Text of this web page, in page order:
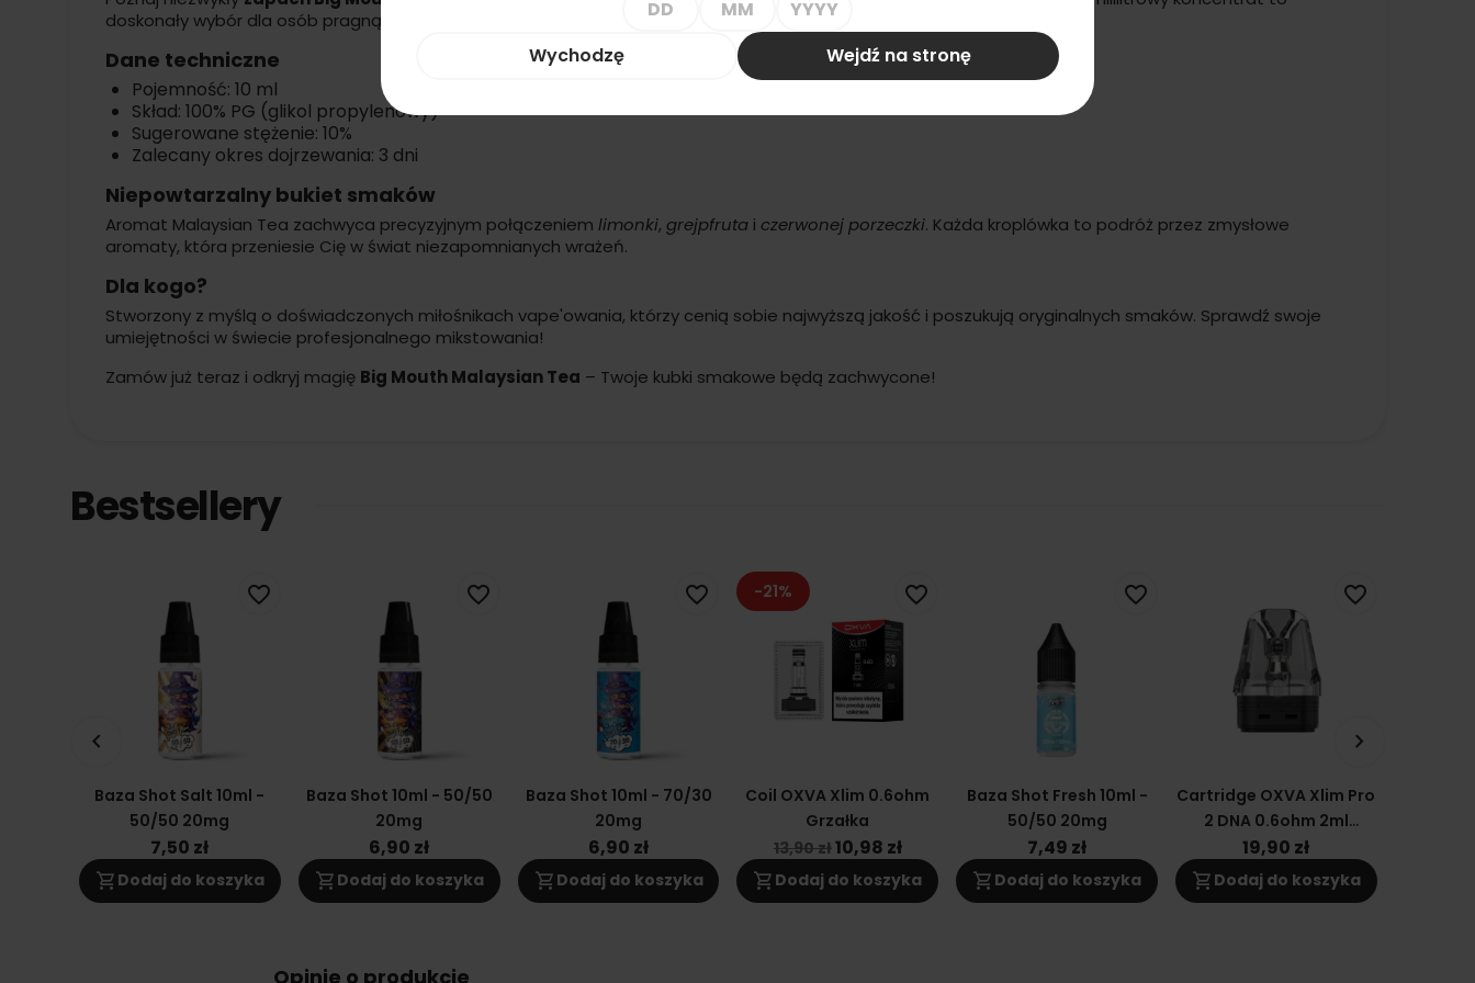
doskonały wybór dla osób pragnących odkryć nowe, ekscytujące doznania smakowe.
Dane techniczne
Pojemność: 10 ml
Skład: 100% PG (glikol propylenowy)
Sugerowane stężenie: 10%
Zalecany okres dojrzewania: 3 dni
Niepowtarzalny bukiet smaków
Aromat Malaysian Tea zachwyca precyzyjnym połączeniem limonki, grejpfruta i czerwonej porzeczki. Każda kroplówka to podróż przez zmysłowe
aromaty, która przeniesie Cię w świat niezapomnianych wrażeń.
Dla kogo?
Stworzony z myślą o doświadczonych miłośnikach vape'owania, którzy cenią sobie najwyższą jakość i poszukują oryginalnych smaków. Sprawdź swoje
umiejętności w świecie profesjonalnego mikstowania!
Zamów już teraz i odkryj magię Big Mouth Malaysian Tea – Twoje kubki smakowe będą zachwycone!
Bestsellery
Baza Shot Salt 10ml -
50/50 20mg
7,50 zł
shopping_cart Dodaj do koszyka
favorite_border
Baza Shot 10ml - 50/50
20mg
6,90 zł
shopping_cart Dodaj do koszyka
favorite_border
Baza Shot 10ml - 70/30
20mg
6,90 zł
shopping_cart Dodaj do koszyka
favorite_border
Coil OXVA Xlim 0.6ohm
Grzałka
13,90 zł10,98 zł
shopping_cart Dodaj do koszyka
-21% favorite_border
Baza Shot Fresh 10ml -
50/50 20mg
7,49 zł
shopping_cart Dodaj do koszyka
favorite_border
Cartridge OXVA Xlim Pro
2 DNA 0.6ohm 2ml
Grzałka Kartridż
19,90 zł
shopping_cart Dodaj do koszyka
favorite_border
keyboard_arrow_left keyboard_arrow_right
Opinie o produkcie
Wejdź na stronę
Wychodzę